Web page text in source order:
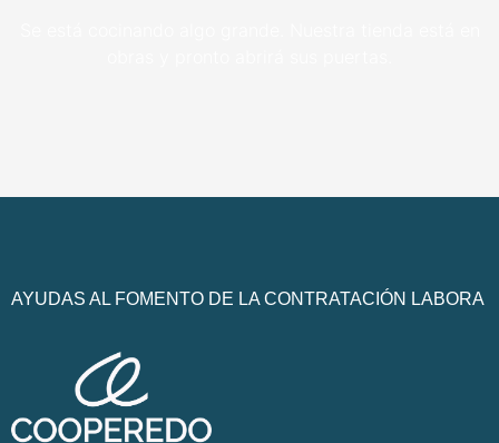
AYUDAS AL FOMENTO DE LA CONTRATACIÓN LABORA